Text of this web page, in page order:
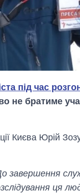
під час
не братиме
Києва Юрій
завершення
ця